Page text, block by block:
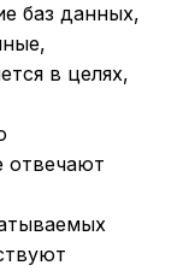
баз данных,
в целях,
отвечают